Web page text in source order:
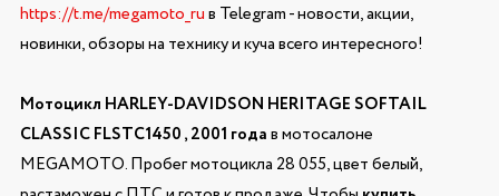
https://t.me/megamoto_ruв Telegram - новости, акции,
новинки, обзоры на технику и куча всего интересного!
Мотоцикл HARLEY-DAVIDSON HERITAGE SOFTAIL
CLASSIC FLSTC1450 , 2001 годав мотосалоне
MEGAMOTO. Пробег мотоцикла 28 055, цвет белый,